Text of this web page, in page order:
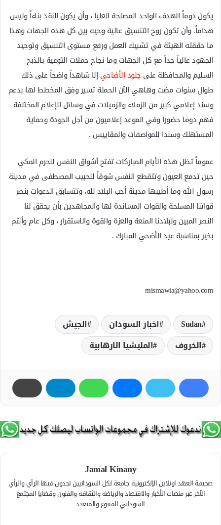
يكون دوماً الهدف الواحد المصلحة العليا ، وأن يكون النقد بناءاً وليس
هداماً. وأن تكون روح التنسيق عالية وحيه بين كل هذه الجهات وهذا
ما حققته الهيئة في تشبيك العمل ورفع مستوى التنسيق وتوحيد
الجهود عالياً جداً مع كل الجهات وما نجاح حملات التوعية بالذبح
السليم والمحافظة على جلود الأضاحيإلا شاهداً واضحاً على ذلك
طوال سنوات مضت وهاهي الآن الحملة تسير وفق المخطط لها بدعم
وسند إعلامي كبير من الزملاء والزميلات في وسائل الإعلام المختلفة
فهم دوما حضورا وفي الموعد إعلاميون من أجل الجودة وحماية
المستهلك وسندا للمواصفات والمقاييس .
عموماً تظل هذه الأيام المباركات تفتح أشواق النفس للحرم المكي
حين تدمع العيون وتتقطع النفس شوقاً للحبيب المصطفى في مدينة
رسول الله وما أطيبها مدينة أحب البلاد لله، وتتسابق الدعوات بنصر
قواتنا المسلحة والقوات المساندة لها والمجاهدين بأن يحقق لنا
النصر المبين ولبلادنا المنعة والعزة والقوة والاستقرار ، وكل عام وأنتم
بخير بمناسبة عيد الأضحي المبارك .
mismawia@yahoo.com
Sudan اخبار السودان
الجيش
الخروف
المليشيا الارھابية
Jamal Kinany
صحيفة العهد اونلاين الإلكترونية جامعة لكل السودانيين تجدون فيها الرأي والرأي
الآخر عبر منصات الأخبار والاقتصاد والرياضة والثقافة والفنون وقضايا المجتمع
السوداني المتنوع والمتعدد